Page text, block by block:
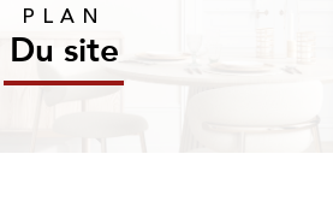
PLAN
du site